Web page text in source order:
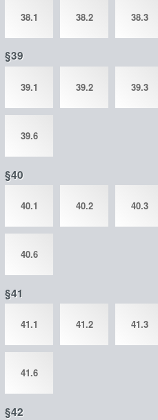
38.1 38.2 38.3
§39
39.1 39.2 39.3
39.6
§40
40.1 40.2 40.3
40.6
§41
41.1 41.2 41.3
41.6
§42